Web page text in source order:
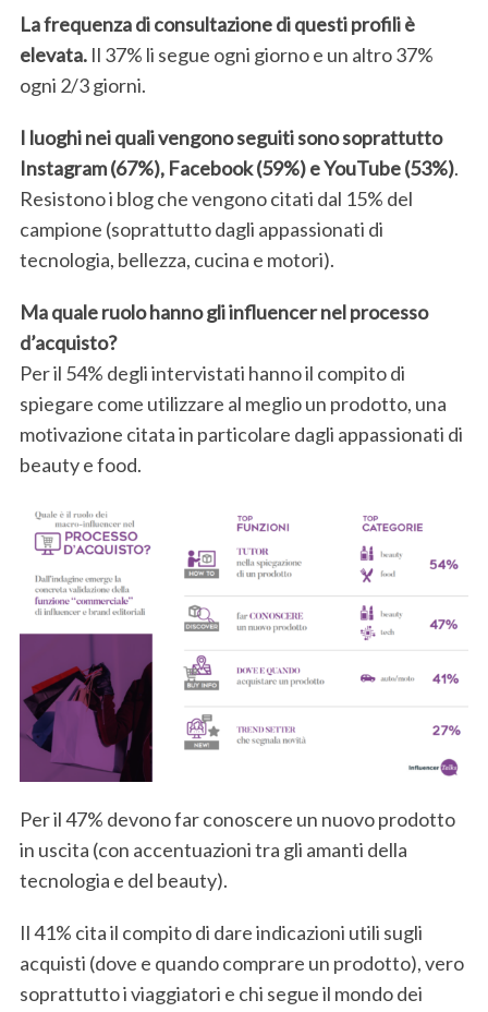
La frequenza di consultazione di questi profili è
elevata.Il 37% li segue ogni giorno e un altro 37%
ogni 2/3 giorni.
I luoghi nei quali vengono seguiti sono soprattutto
Instagram (67%), Facebook (59%) e YouTube (53%).
Resistono i blog che vengono citati dal 15% del
campione (soprattutto dagli appassionati di
tecnologia, bellezza, cucina e motori).
Ma quale ruolo hanno gli influencer nel processo
d’acquisto?
Per il 54% degli intervistati hanno il compito di
spiegare come utilizzare al meglio un prodotto, una
motivazione citata in particolare dagli appassionati di
beauty e food.
Per il 47% devono far conoscere un nuovo prodotto
in uscita (con accentuazioni tra gli amanti della
tecnologia e del beauty).
Il 41% cita il compito di dare indicazioni utili sugli
acquisti (dove e quando comprare un prodotto), vero
soprattutto i viaggiatori e chi segue il mondo dei